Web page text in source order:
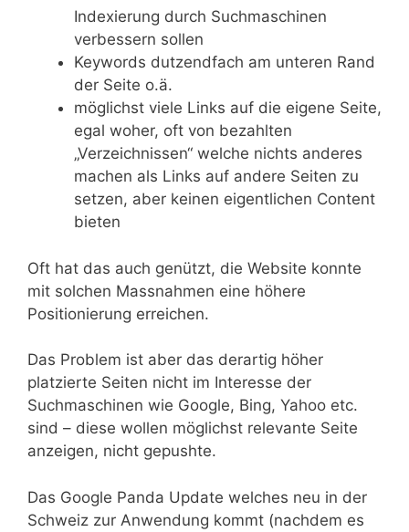
Indexierung durch Suchmaschinen
verbessern sollen
Keywords dutzendfach am unteren Rand
der Seite o.ä.
möglichst viele Links auf die eigene Seite,
egal woher, oft von bezahlten
„Verzeichnissen“ welche nichts anderes
machen als Links auf andere Seiten zu
setzen, aber keinen eigentlichen Content
bieten
Oft hat das auch genützt, die Website konnte
mit solchen Massnahmen eine höhere
Positionierung erreichen.
Das Problem ist aber das derartig höher
platzierte Seiten nicht im Interesse der
Suchmaschinen wie Google, Bing, Yahoo etc.
sind – diese wollen möglichst relevante Seite
anzeigen, nicht gepushte.
Das Google Panda Update welches neu in der
Schweiz zur Anwendung kommt (nachdem es